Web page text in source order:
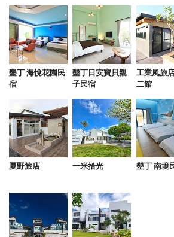
墾丁 海悅花園民
宿
墾丁日安寶貝親
子民宿
工業風旅
二館
夏野旅店 一米拾光 墾丁 南境